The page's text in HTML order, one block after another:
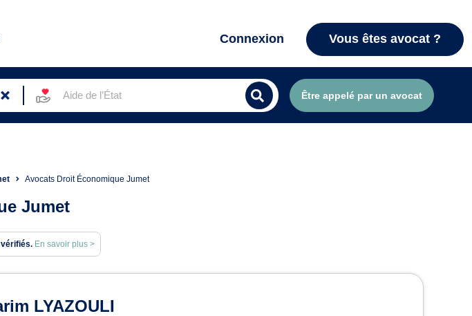
Connexion Vous êtes avocat ?
Aide de l’État Être appelé par un avocat
Avocats Droit Économique Jumet
Jumet
En savoir plus >
à Jumet
LYAZOULI